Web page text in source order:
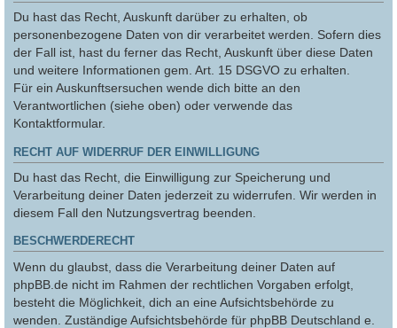
Du hast das Recht, Auskunft darüber zu erhalten, ob
personenbezogene Daten von dir verarbeitet werden. Sofern dies
der Fall ist, hast du ferner das Recht, Auskunft über diese Daten
und weitere Informationen gem. Art. 15 DSGVO zu erhalten.
Für ein Auskunftsersuchen wende dich bitte an den
Verantwortlichen (siehe oben) oder verwende das
Kontaktformular.
RECHT AUF WIDERRUF DER EINWILLIGUNG
Du hast das Recht, die Einwilligung zur Speicherung und
Verarbeitung deiner Daten jederzeit zu widerrufen. Wir werden in
diesem Fall den Nutzungsvertrag beenden.
BESCHWERDERECHT
Wenn du glaubst, dass die Verarbeitung deiner Daten auf
phpBB.de nicht im Rahmen der rechtlichen Vorgaben erfolgt,
besteht die Möglichkeit, dich an eine Aufsichtsbehörde zu
wenden. Zuständige Aufsichtsbehörde für phpBB Deutschland e.